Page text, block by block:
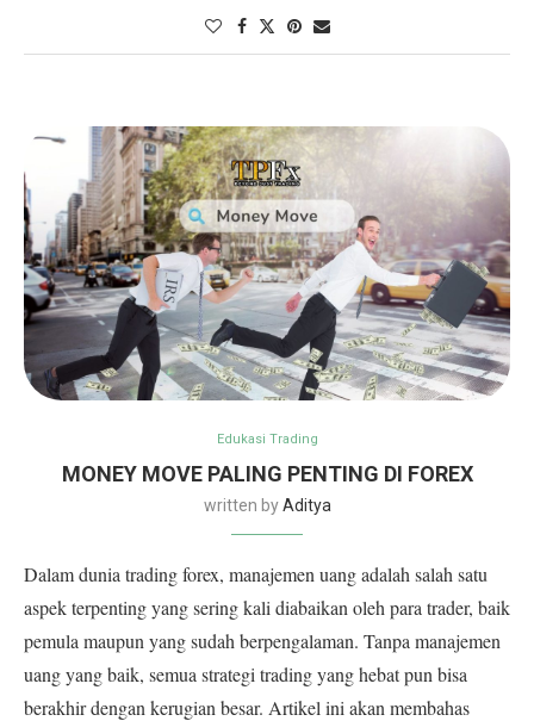
Edukasi Trading
MONEY MOVE PALING PENTING DI FOREX
written byAditya
Dalam dunia trading forex, manajemen uang adalah salah satu
aspek terpenting yang sering kali diabaikan oleh para trader, baik
pemula maupun yang sudah berpengalaman. Tanpa manajemen
uang yang baik, semua strategi trading yang hebat pun bisa
berakhir dengan kerugian besar. Artikel ini akan membahas